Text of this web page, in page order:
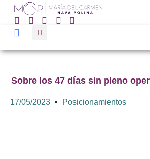
Sobre los 47 días sin pleno
17/05/2023 Posicionamientos